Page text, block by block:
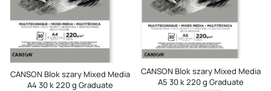
CANSON Blok szary Mixed Media
A4 30 k 220 g Graduate
CANSON Blok szary Mixed Media
A5 30 k 220 g Graduate